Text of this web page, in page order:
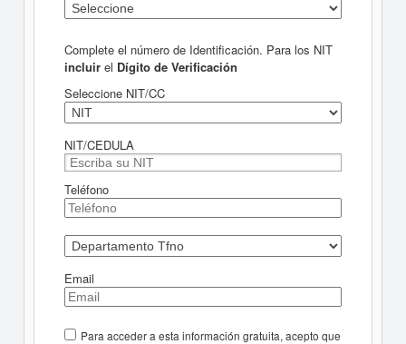
Complete el número de Identificación. Para los NIT
incluirel Dígito de Verificación
Seleccione NIT/CC
NIT/CEDULA
Teléfono
Email
Para acceder a esta información gratuita, acepto que